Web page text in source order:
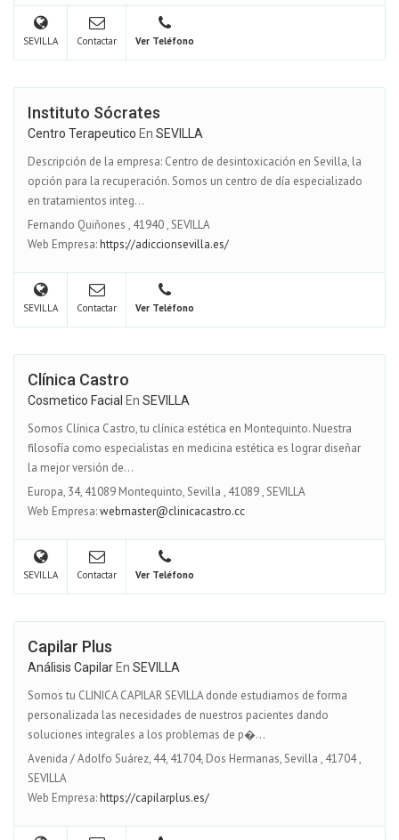
SEVILLA Contactar Ver Teléfono
Instituto Sócrates
Centro Terapeutico En SEVILLA
Descripción de la empresa: Centro de desintoxicación en Sevilla, la
opción para la recuperación. Somos un centro de día especializado
en tratamientos integ...
Fernando Quiñones , 41940,SEVILLA
Web Empresa:https://adiccionsevilla.es/
SEVILLA Contactar Ver Teléfono
Clínica Castro
Cosmetico Facial En SEVILLA
Somos Clínica Castro, tu clínica estética en Montequinto. Nuestra
filosofía como especialistas en medicina estética es lograr diseñar
la mejor versión de...
Europa, 34, 41089 Montequinto, Sevilla , 41089,SEVILLA
Web Empresa:webmaster@clinicacastro.cc
SEVILLA Contactar Ver Teléfono
Capilar Plus
Análisis Capilar En SEVILLA
Somos tu CLINICA CAPILAR SEVILLA donde estudiamos de forma
personalizada las necesidades de nuestros pacientes dando
soluciones integrales a los problemas de p�...
Avenida / Adolfo Suárez, 44, 41704, Dos Hermanas, Sevilla , 41704,
SEVILLA
Web Empresa:https://capilarplus.es/